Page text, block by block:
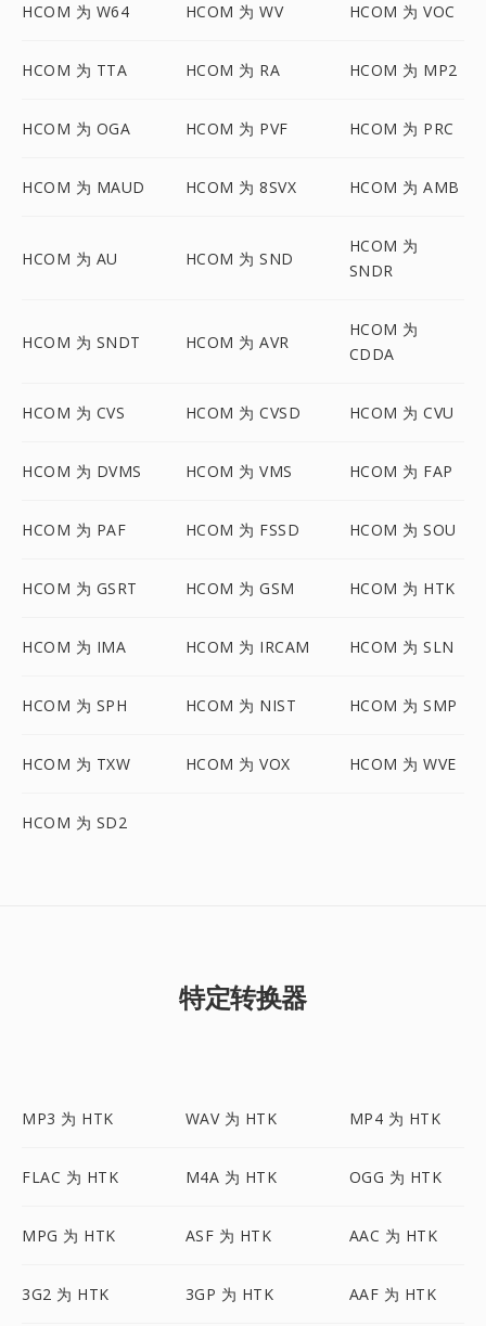
HCOM 为 W64 HCOM 为 WV HCOM 为 VOC
HCOM 为 TTA HCOM 为 RA HCOM 为 MP2
HCOM 为 OGA HCOM 为 PVF HCOM 为 PRC
HCOM 为 MAUD HCOM 为 8SVX HCOM 为 AMB
HCOM 为 AU HCOM 为 SND
HCOM 为
SNDR
HCOM 为 SNDT HCOM 为 AVR
HCOM 为
CDDA
HCOM 为 CVS HCOM 为 CVSD HCOM 为 CVU
HCOM 为 DVMS HCOM 为 VMS HCOM 为 FAP
HCOM 为 PAF HCOM 为 FSSD HCOM 为 SOU
HCOM 为 GSRT HCOM 为 GSM HCOM 为 HTK
HCOM 为 IMA HCOM 为 IRCAM HCOM 为 SLN
HCOM 为 SPH HCOM 为 NIST HCOM 为 SMP
HCOM 为 TXW HCOM 为 VOX HCOM 为 WVE
HCOM 为 SD2
特定转换器
MP3 为 HTK WAV 为 HTK MP4 为 HTK
FLAC 为 HTK M4A 为 HTK OGG 为 HTK
MPG 为 HTK ASF 为 HTK AAC 为 HTK
3G2 为 HTK 3GP 为 HTK AAF 为 HTK